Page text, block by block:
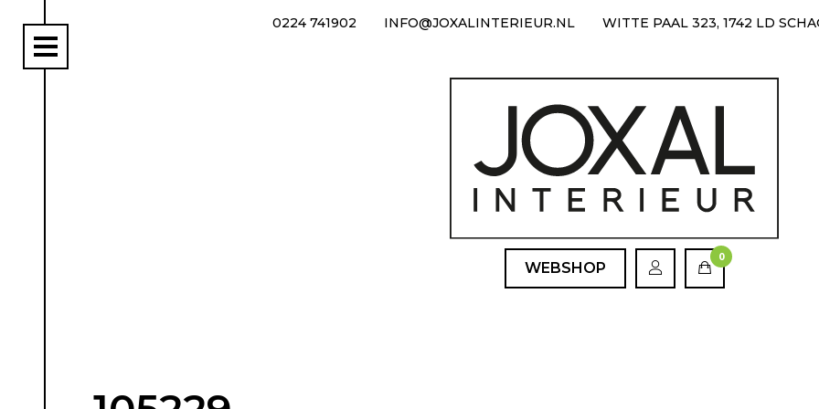
0224 741902 INFO@JOXALINTERIEUR.NL WITTE PAAL 323, 1742 LD
WEBSHOP
0